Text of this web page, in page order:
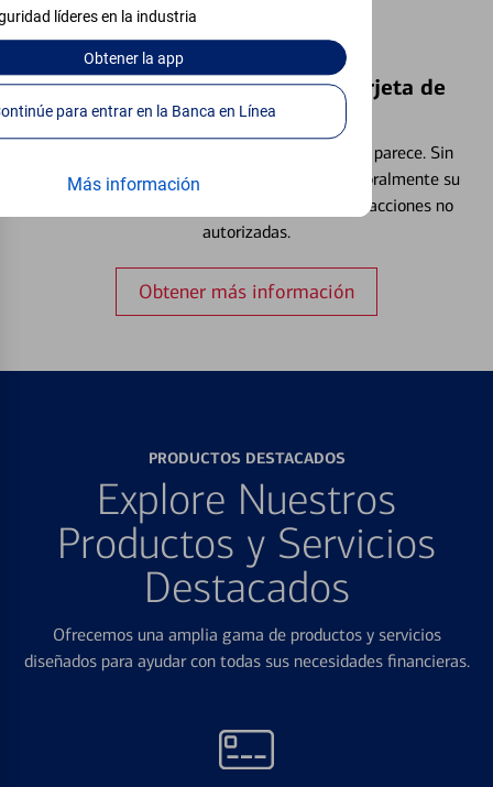
líderes en la industria
Obtenerla app
Continúe para entrar en la Banca en Línea
Más información
Bloquear y Desbloquear una Tarjeta de
Débito⁴
Extraviar una tarjeta es más común de lo que parece. Sin
embargo, puede bloquear y desbloquear temporalmente su
tarjeta de débito para ayudar a prevenir transacciones no
autorizadas.
Obtener más información
PRODUCTOS DESTACADOS
Explore Nuestros
Productos y Servicios
Destacados
Ofrecemos una amplia gama de productos y servicios
diseñados para ayudar con todas sus necesidades financieras.